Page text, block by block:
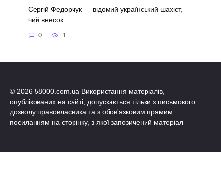
Сергій Федорчук — відомий український шахіст,
чий внесок
0 1
© 2026 58000.com.ua Використання матеріалів,
опублікованих на сайті, допускається тільки з письмового
дозволу правовласника та з обов'язковим прямим
посиланням на сторінку, з якої запозичений матеріал.